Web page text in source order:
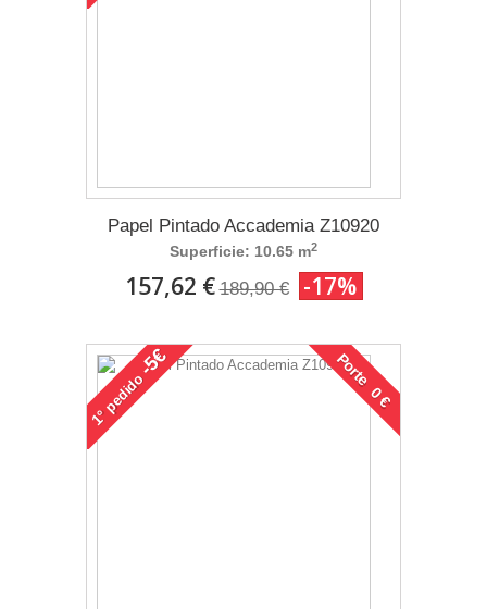
Papel Pintado Accademia Z10920
Superficie: 10.65 m2
157,62 € 189,90 € -17%
1°
pedido
-5€ Porte 0 €